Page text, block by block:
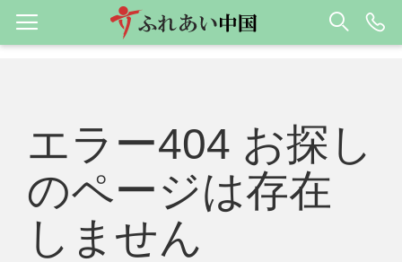
エラー404 お探し
のページは存在
しません